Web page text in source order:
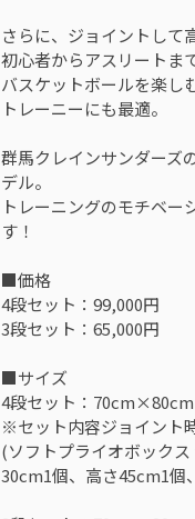
さらに、ジョイントして
初心者からアスリートま
バスケットボールを楽し
トレーニーにも最適。
群馬クレインサンダーズ
デル。
トレーニングのモチベー
す！
■価格
4段セット：99,000円
3段セット：65,000円
■サイズ
4段セット：
※セット内容ジョイント
(ソフトプライオボック
30cm1個、高さ45cm1個